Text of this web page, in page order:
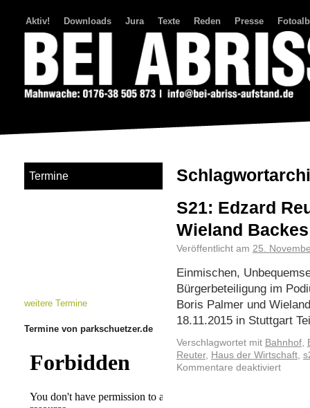
Aktiv! Downloads Jura Texte Reden Presse
S21: Edzard
Wieland Backes
Veröffentlicht am 25.
Einmischen,
Bürgerbeteiligung im
Boris Palmer und
18.11.2015 in Stuttgart
Verschlagwortet mit Bahnhof,
Reuter, Haus der Wirtschaft,
Kommentare deaktiviert
Termine
weitere Termine
Termine von parkschuetzer.de